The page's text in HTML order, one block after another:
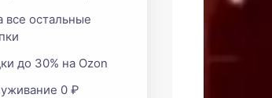
все остальные
до 30% на Ozon
0 ₽